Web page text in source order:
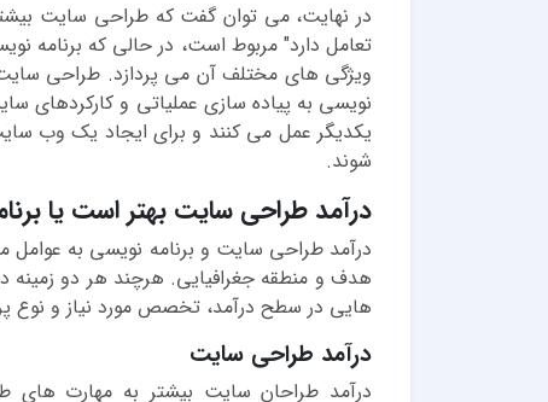
در نهایت، می توان گفت که طراحی سایت
تعامل دارد" مربوط است، در حالی که برنامه
ویژگی های مختلف آن می پردازد. طراحی سایت
نویسی به پیاده سازی عملیاتی و کارکردهای
یکدیگر عمل می کنند و برای ایجاد یک وب
شوند.
درآمد طراحی سایت بهتر است یا
درآمد طراحی سایت و برنامه نویسی به عوامل
هدف و منطقه جغرافیایی. هرچند هر دو زمینه
هایی در سطح درآمد، تخصص مورد نیاز و نوع
درآمد طراحی سایت